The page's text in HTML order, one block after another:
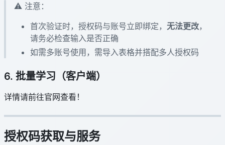
⚠️ 注意：
首次验证时，授权码与账号立即绑定， 无法更改，
请务必检查输入是否正确
如需多账号使用，需导入表格并搭配多人授权码
6. 批量学习（客户端）
详情请前往官网查看！
授权码获取与服务